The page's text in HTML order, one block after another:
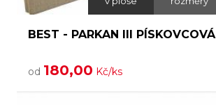
BEST - PARKAN III PÍSKOVCOVÁ
od 180,00 Kč/ks